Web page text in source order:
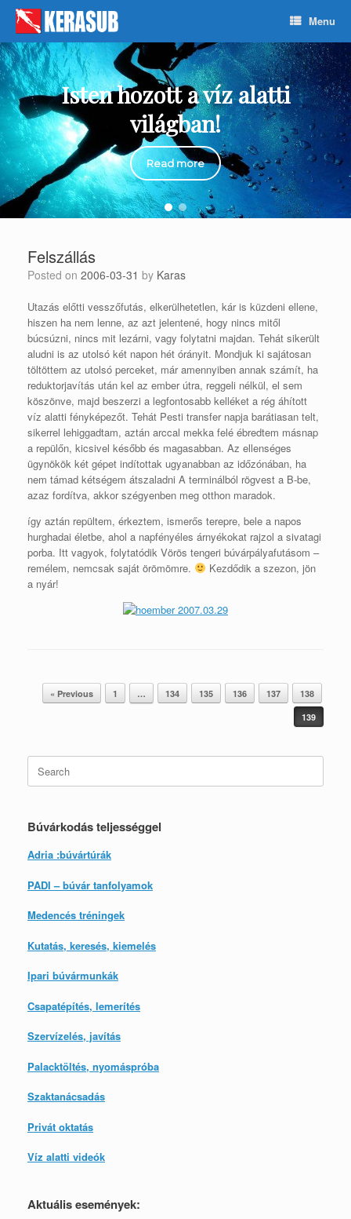
Skip
content
Menu
Isten hozott a víz alatti
világban!
Read more
Felszállás
Posted on 2006-03-31 by Karas
Utazás előtti vesszőfutás, elkerülhetetlen, kár is küzdeni ellene,
hiszen ha nem lenne, az azt jelentené, hogy nincs mitől
búcsúzni, nincs mit lezárni, vagy folytatni majdan. Tehát sikerült
aludni is az utolsó két napon hét órányit. Mondjuk ki sajátosan
töltöttem az utolsó perceket, már amennyiben annak számít, ha
reduktorjavítás után kel az ember útra, reggeli nélkül, el sem
köszönve, majd beszerzi a legfontosabb kelléket a rég áhított
víz alatti fényképezőt. Tehát Pesti transfer napja barátiasan telt,
sikerrel lehiggadtam, aztán arccal mekka felé ébredtem másnap
a repülőn, kicsivel később és magasabban. Az ellenséges
ügynökök két gépet indítottak ugyanabban az időzónában, ha
nem támad kétségem átszaladni A terminálból rögvest a B-be,
azaz fordítva, akkor szégyenben meg otthon maradok.
így aztán repültem, érkeztem, ismerős terepre, bele a napos
hurghadai életbe, ahol a napfényéles árnyékokat rajzol a sivatagi
porba. Itt vagyok, folytatódik Vörös tengeri búvárpályafutásom –
remélem, nemcsak saját örömömre.
Kezdődik a szezon, jön
a nyár!
2007.03.29
Post navigation
« Previous 1 … 134 135 136 137
138
139
Search
for:
Búvárkodás teljességgel
Adria :búvártúrák
PADI – búvár tanfolyamok
Medencés tréningek
Kutatás, keresés, kiemelés
Ipari búvármunkák
Csapatépítés, lemerítés
Szervízelés, javítás
Palacktöltés, nyomáspróba
Szaktanácsadás
Privát oktatás
Víz alatti videók
Aktuális események: